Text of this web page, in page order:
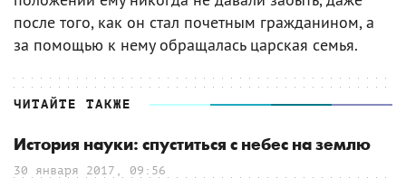
после того, как он стал почетным гражданином, а
за помощью к нему обращалась царская семья.
ЧИТАЙТЕ ТАКЖЕ
История науки: спуститься с небес на землю
30 января 2017, 09:56